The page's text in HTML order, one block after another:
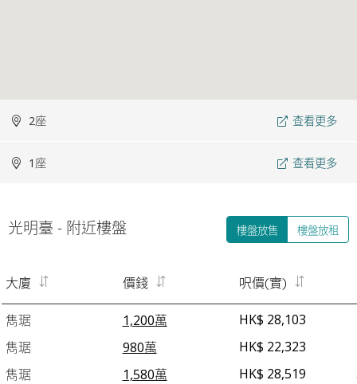
2座 查看更多
1座 查看更多
光明臺 - 附近樓盤 樓盤放售 樓盤放租
大廈 價錢 呎價(實)
雋琚 1,200萬 HK$ 28,103
雋琚
980萬 HK$ 22,323
雋琚
1,580萬 HK$ 28,519